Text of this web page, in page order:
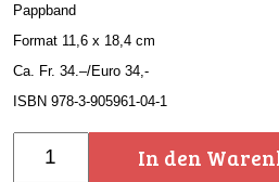
Pappband
Format 11,6 x 18,4 cm
Ca. Fr. 34.–/Euro 34,-
ISBN 978-3-905961-04-1
Jenseits
In den